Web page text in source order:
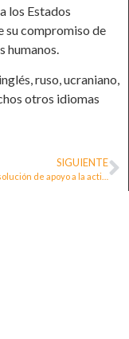
los Estados
su compromiso de
humanos.
ruso, ucraniano,
otros idiomas
SIGUIENTE